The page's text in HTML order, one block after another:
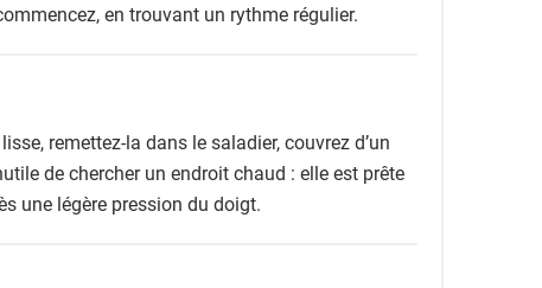
en trouvant un rythme régulier.
remettez-la dans le saladier, couvrez d’un
de chercher un endroit chaud : elle est prête
une légère pression du doigt.